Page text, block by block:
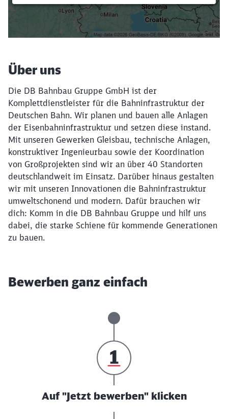
Filter setzen
Über uns
Die DB Bahnbau Gruppe GmbH ist der
Komplettdienstleister für die Bahninfrastruktur der
Deutschen Bahn. Wir planen und bauen alle Anlagen
der Eisenbahninfrastruktur und setzen diese instand.
Mit unseren Gewerken Gleisbau, technische Anlagen,
konstruktiver Ingenieurbau sowie der Koordination
von Großprojekten sind wir an über 40 Standorten
deutschlandweit im Einsatz. Darüber hinaus gestalten
wir mit unseren Innovationen die Bahninfrastruktur
umweltschonend und modern. Dafür brauchen wir
dich: Komm in die DB Bahnbau Gruppe und hilf uns
dabei, die starke Schiene für kommende Generationen
zu bauen.
Bewerben ganz einfach
Auf "Jetzt bewerben" klicken